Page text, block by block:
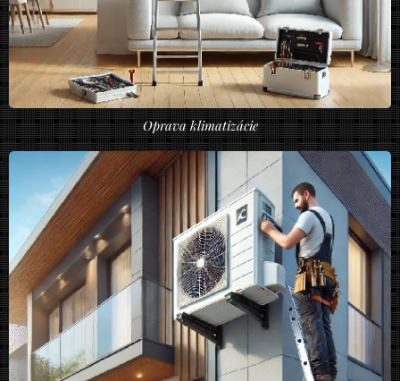
Oprava klimatizácie